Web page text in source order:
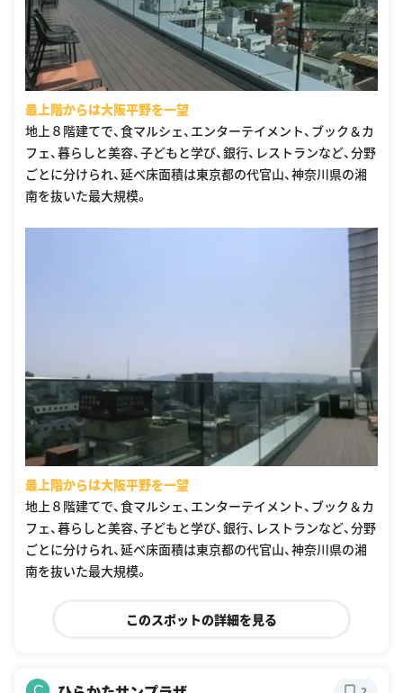
最上階からは大阪平野を一望
地上８階建てで、食マルシェ、エンターテイメント、ブック＆カ
フェ、暮らしと美容、子どもと学び、銀行、レストランなど、分野
ごとに分けられ、延べ床面積は東京都の代官山、神奈川県の湘
南を抜いた最大規模。
最上階からは大阪平野を一望
地上８階建てで、食マルシェ、エンターテイメント、ブック＆カ
フェ、暮らしと美容、子どもと学び、銀行、レストランなど、分野
ごとに分けられ、延べ床面積は東京都の代官山、神奈川県の湘
南を抜いた最大規模。
このスポットの詳細を見る